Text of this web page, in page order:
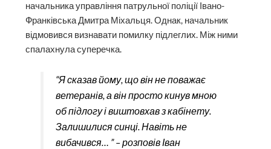
начальника управління патрульної поліції Івано-
Франківська Дмитра Міхальця. Однак, начальник
відмовився визнавати помилку підлеглих. Між ними
спалахнула суперечка.
“Я сказав йому, що він не поважає
ветеранів, а він просто кинув мною
об підлогу і виштовхав з кабінету.
Залишилися синці. Навіть не
вибачився… ” – розповів Іван